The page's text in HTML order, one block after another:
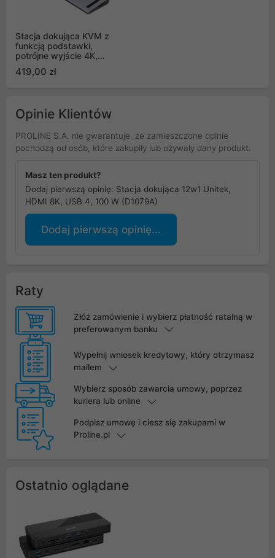
Stacja dokująca KVM z
funkcją podstawki,
potrójne wyjście 4K,
Unitek
419,00 zł
Opinie Klientów
PROLINE S.A. nie gwarantuje, że zamieszczone opinie
pochodzą od osób, które zakupiły lub używały dany produkt.
Masz ten produkt?
Dodaj pierwszą opinię: Stacja dokująca 12w1 Unitek,
HDMI 8K, USB 4, 100 W (D1079A)
Dodaj pierwszą opinię...
Raty
Złóż zamówienie i wybierz płatność ratalną w
preferowanym banku
Wypełnij wniosek kredytowy, który otrzymasz
mailem
Wybierz sposób zawarcia umowy, poprzez
kuriera lub online
Podpisz umowę i ciesz się zakupami w
Proline.pl
Ostatnio oglądane